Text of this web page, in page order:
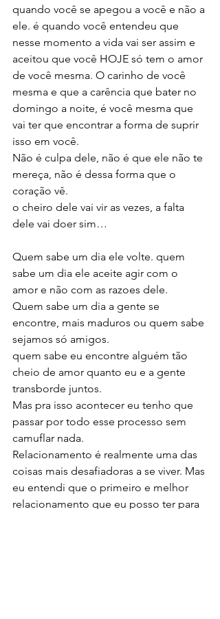
quando você se apegou a você e não a
ele. é quando você entendeu que
nesse momento a vida vai ser assim e
aceitou que você HOJE só tem o amor
de você mesma. O carinho de você
mesma e que a carência que bater no
domingo a noite, é você mesma que
vai ter que encontrar a forma de suprir
isso em você.
Não é culpa dele, não é que ele não te
mereça, não é dessa forma que o
coração vê.
o cheiro dele vai vir as vezes, a falta
dele vai doer sim…
Quem sabe um dia ele volte. quem
sabe um dia ele aceite agir com o
amor e não com as razoes dele.
Quem sabe um dia a gente se
encontre, mais maduros ou quem sabe
sejamos só amigos.
quem sabe eu encontre alguém tão
cheio de amor quanto eu e a gente
transborde juntos.
Mas pra isso acontecer eu tenho que
passar por todo esse processo sem
camuflar nada.
Relacionamento é realmente uma das
coisas mais desafiadoras a se viver. Mas
eu entendi que o primeiro e melhor
relacionamento que eu posso ter para